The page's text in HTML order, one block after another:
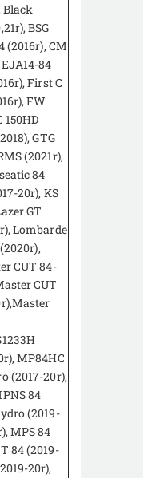
Black
BSG
(2016r), CM
84
First C
FW
150HD
GTG
(2021r),
84
20r), KS
GT
Lombarde
CUT 84-
CUT
MP84HC
(2017-20r),
84
(2019-
MPS 84
84 (2019-
20r),